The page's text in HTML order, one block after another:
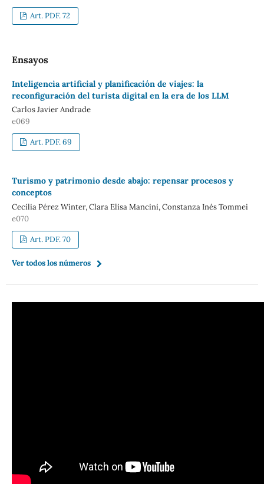
Art. PDF. 72
Ensayos
Inteligencia artificial y planificación de viajes: la
reconfiguración del turista digital en la era de los LLM
Carlos Javier Andrade
e069
Art. PDF. 69
Turismo y patrimonio desde abajo: repensar procesos y
conceptos
Cecilia Pérez Winter, Clara Elisa Mancini, Constanza Inés Tommei
e070
Art. PDF. 70
Ver todos los números